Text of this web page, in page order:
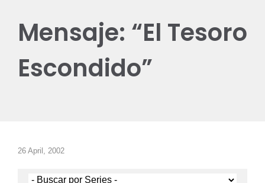
Mensaje: “El Tesoro
Escondido”
26 April, 2002